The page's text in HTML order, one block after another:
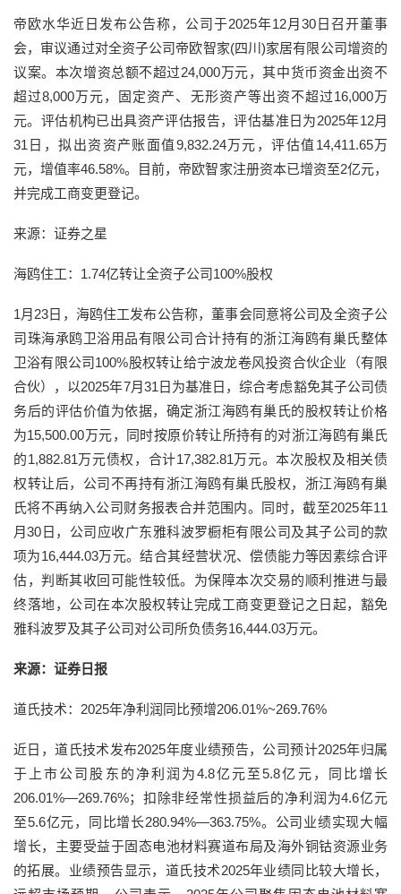
帝欧水华近日发布公告称，公司于2025年12月30日召开董事
会，审议通过对全资子公司帝欧智家(四川)家居有限公司增资的
议案。本次增资总额不超过24,000万元，其中货币资金出资不
超过8,000万元，固定资产、无形资产等出资不超过16,000万
元。评估机构已出具资产评估报告，评估基准日为2025年12月
31日，拟出资资产账面值9,832.24万元，评估值14,411.65万
元，增值率46.58%。目前，帝欧智家注册资本已增资至2亿元，
并完成工商变更登记。
来源：证券之星
海鸥住工：1.74亿转让全资子公司100%股权
1月23日，海鸥住工发布公告称，董事会同意将公司及全资子公
司珠海承鸥卫浴用品有限公司合计持有的浙江海鸥有巢氏整体
卫浴有限公司100%股权转让给宁波龙卷风投资合伙企业（有限
合伙），以2025年7月31日为基准日，综合考虑豁免其子公司债
务后的评估价值为依据，确定浙江海鸥有巢氏的股权转让价格
为15,500.00万元，同时按原价转让所持有的对浙江海鸥有巢氏
的1,882.81万元债权，合计17,382.81万元。本次股权及相关债
权转让后，公司不再持有浙江海鸥有巢氏股权，浙江海鸥有巢
氏将不再纳入公司财务报表合并范围内。同时，截至2025年11
月30日，公司应收广东雅科波罗橱柜有限公司及其子公司的款
项为16,444.03万元。结合其经营状况、偿债能力等因素综合评
估，判断其收回可能性较低。为保障本次交易的顺利推进与最
终落地，公司在本次股权转让完成工商变更登记之日起，豁免
雅科波罗及其子公司对公司所负债务16,444.03万元。
来源：证券日报
道氏技术：2025年净利润同比预增206.01%~269.76%
近日，道氏技术发布2025年度业绩预告，公司预计2025年归属
于上市公司股东的净利润为4.8亿元至5.8亿元，同比增长
206.01%—269.76%；扣除非经常性损益后的净利润为4.6亿元
至5.6亿元，同比增长280.94%—363.75%。公司业绩实现大幅
增长，主要受益于固态电池材料赛道布局及海外铜钴资源业务
的拓展。业绩预告显示，道氏技术2025年业绩同比较大增长，